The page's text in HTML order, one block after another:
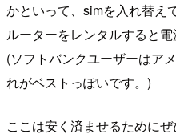
かといって、simを入れ替え
ルーターをレンタルすると電
(ソフトバンクユーザーはア
れがベストっぽいです。)
ここは安く済ませるために